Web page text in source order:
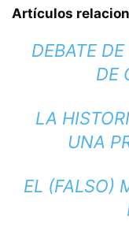
Artículos
DEBATE
DE
LA
UNA
EL (FALSO)